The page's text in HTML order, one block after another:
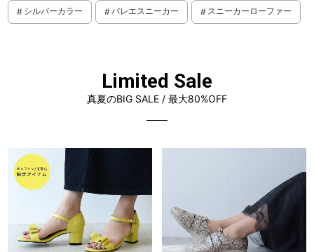
シルバーカラー バレエスニーカー スニーカーローファー
Limited Sale
真夏のBIG SALE / 最大80%OFF